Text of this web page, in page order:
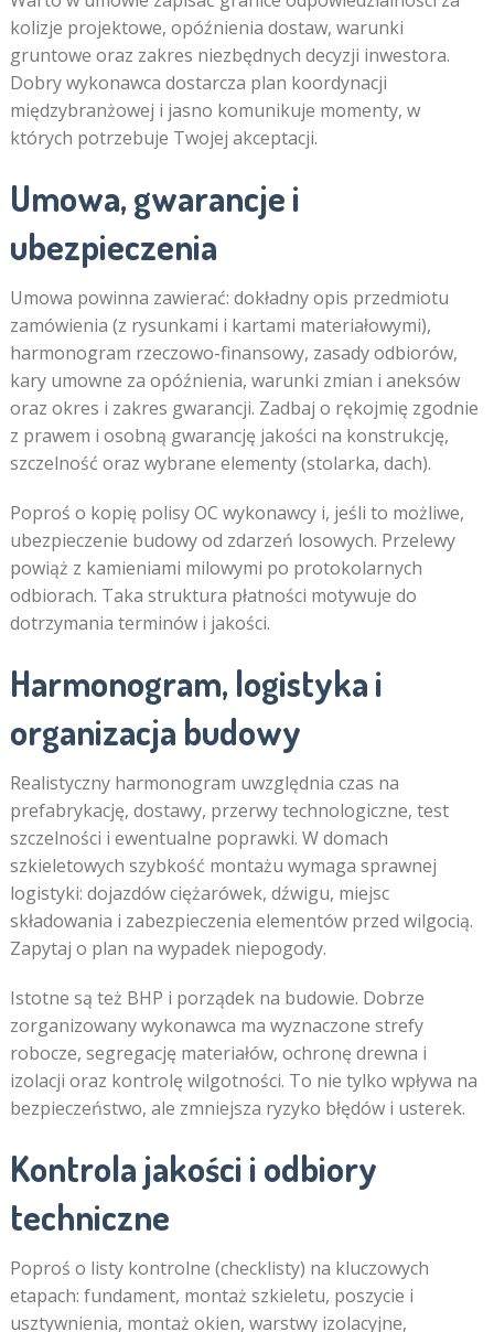
kolizje projektowe, opóźnienia dostaw, warunki
gruntowe oraz zakres niezbędnych decyzji inwestora.
Dobry wykonawca dostarcza plan koordynacji
międzybranżowej i jasno komunikuje momenty, w
których potrzebuje Twojej akceptacji.
Umowa, gwarancje i
ubezpieczenia
Umowa powinna zawierać: dokładny opis przedmiotu
zamówienia (z rysunkami i kartami materiałowymi),
harmonogram rzeczowo-finansowy, zasady odbiorów,
kary umowne za opóźnienia, warunki zmian i aneksów
oraz okres i zakres gwarancji. Zadbaj o rękojmię zgodnie
z prawem i osobną gwarancję jakości na konstrukcję,
szczelność oraz wybrane elementy (stolarka, dach).
Poproś o kopię polisy OC wykonawcy i, jeśli to możliwe,
ubezpieczenie budowy od zdarzeń losowych. Przelewy
powiąż z kamieniami milowymi po protokolarnych
odbiorach. Taka struktura płatności motywuje do
dotrzymania terminów i jakości.
Harmonogram, logistyka i
organizacja budowy
Realistyczny harmonogram uwzględnia czas na
prefabrykację, dostawy, przerwy technologiczne, test
szczelności i ewentualne poprawki. W domach
szkieletowych szybkość montażu wymaga sprawnej
logistyki: dojazdów ciężarówek, dźwigu, miejsc
składowania i zabezpieczenia elementów przed wilgocią.
Zapytaj o plan na wypadek niepogody.
Istotne są też BHP i porządek na budowie. Dobrze
zorganizowany wykonawca ma wyznaczone strefy
robocze, segregację materiałów, ochronę drewna i
izolacji oraz kontrolę wilgotności. To nie tylko wpływa na
bezpieczeństwo, ale zmniejsza ryzyko błędów i usterek.
Kontrola jakości i odbiory
techniczne
Poproś o listy kontrolne (checklisty) na kluczowych
etapach: fundament, montaż szkieletu, poszycie i
usztywnienia, montaż okien, warstwy izolacyjne,